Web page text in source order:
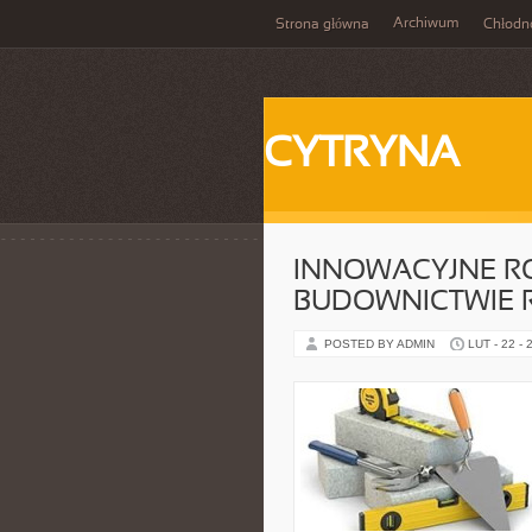
Strona główna Archiwum
CYTRYNA
INNOWACYJNE
BUDOWNICTWIE
POSTED BY ADMIN LUT - 22 -